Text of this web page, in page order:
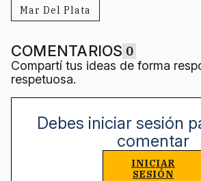
Mar Del Plata
COMENTARIOS 0
Compartí tus ideas de forma
respetuosa.
Debes iniciar sesión
comentar
INICIAR
SESIÓN